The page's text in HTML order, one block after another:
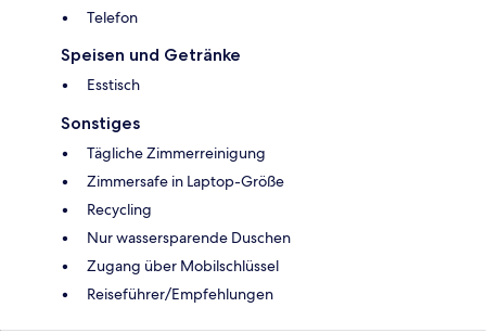
Telefon
Speisen und Getränke
Esstisch
Sonstiges
Tägliche Zimmerreinigung
Zimmersafe in Laptop-Größe
Recycling
Nur wassersparende Duschen
Zugang über Mobilschlüssel
Reiseführer/Empfehlungen